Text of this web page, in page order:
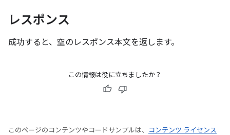
レスポンス
成功すると、空のレスポンス本文を返します。
この情報は役に立ちましたか？
このページのコンテンツやコードサンプルは、
コンテンツ ライセンス